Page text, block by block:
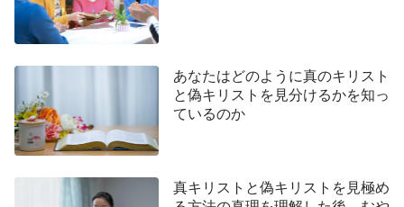
お追いかけ合っていました。さらに、主の信者であ
るリー姉妹が私に会いたがっていたので、私は気分
が上々でした。彼女は、長年に渡って主のために働
き宣教をしてきた姉妹が今日偶然彼女を尋ねてきて
いるので、その姉妹とこの困惑について相談すれば
よいと言ってくれたのです。その姉妹と会った後、
直入に自分の困惑を彼女に伝えました。
あなたはどのように真のキリスト
と偽キリストを見分けるかを知っ
ているのか
真キリストと偽キリストを見極め